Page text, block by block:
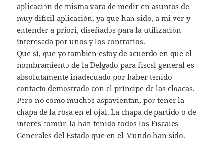
aplicación de misma vara de medir en asuntos de
muy difícil aplicación, ya que han sido, a mi ver y
entender a priori, diseñados para la utilización
interesada por unos y los contrarios.
Que sí, que yo también estoy de acuerdo en que el
nombramiento de la Delgado para fiscal general es
absolutamente inadecuado por haber tenido
contacto demostrado con el príncipe de las cloacas.
Pero no como muchos aspavientan, por tener la
chapa de la rosa en el ojal. La chapa de partido o de
interés común la han tenido todos los Fiscales
Generales del Estado que en el Mundo han sido.